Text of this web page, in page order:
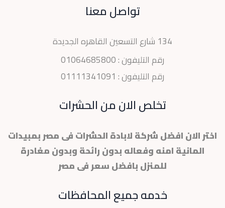
تواصل معنا
134 شارع التسعين القاهره الجديدة
رقم التليفون :01064685800
رقم التليفون : 01111341091
تخلص الان من الحشرات
اختر الان افضل شركة لابادة الحشرات فى مصر بمبيدات
المانية امنه وفعاله بدون رائحة وبدون مغادرة
للمنزل بافضل سعر فى مصر
خدمه جميع المحافظات